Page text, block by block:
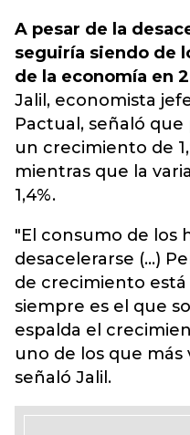
A pesar de la
seguiría siendo de
de la economía en
Jalil, economista
Pactual, señaló
un crecimiento de
mientras que la
1,4%.
"El consumo de los
desacelerarse (...)
de crecimiento está
siempre es el que
espalda el
uno de los que más
señaló Jalil.